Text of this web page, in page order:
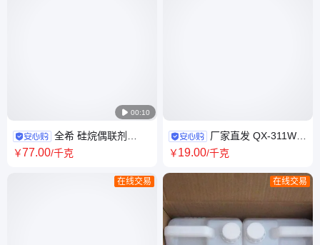
 00:10
全希 硅烷偶联剂
kh580\ 巯丙基三乙氧基硅烷偶
￥77.00/千克
在线交易
厂家直发 QX-311W
钛酸酯偶联剂螯合型 水性钛酸
￥19.00/千克
在线交易